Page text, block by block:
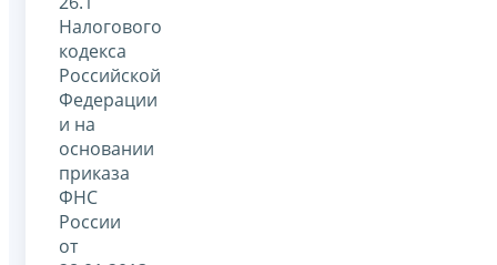
Налогового
кодекса
Российской
Федерации
и на
основании
приказа
ФНС
России
от